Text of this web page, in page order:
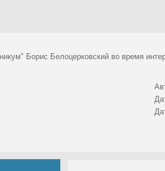
Борис Белоцерковский во время